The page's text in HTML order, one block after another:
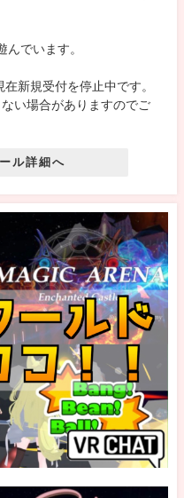
んでいます。
新規受付を停止中です。
い場合がありますのでご
ル詳細へ